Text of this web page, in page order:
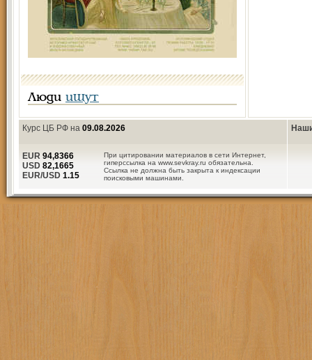
Люди ищут
Курс ЦБ РФ на 09.08.2026
При цитировании материалов в сети Интернет,
гиперссылка на www.sevkray.ru обязательна.
Ссылка не должна быть закрыта к индексации
поисковыми машинами.
EUR 94,8366
USD 82,1665
EUR/USD 1.15